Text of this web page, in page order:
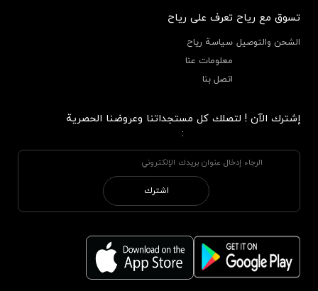
تسوق مع رياح
الشحن والتوصيل
تعرف على رياح
سياسة رياح
معلومات عنا
اتصل بنا
إشترك الآن ! لتصلك كل مستجداتنا وعروضنا الحصرية
:
اشترك